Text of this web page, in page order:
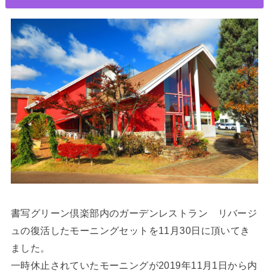
書写グリーン倶楽部内のガーデンレストラン リバージ
ュの復活したモーニングセットを11月30日に頂いてき
ました。
一時休止されていたモーニングが2019年11月1日から内